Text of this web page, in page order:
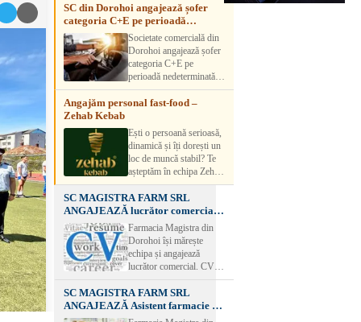
SC din Dorohoi angajează șofer
categoria C+E pe perioadă
nedeterminatăSocietate comercială din
Dorohoi angajează șofer
categoria C+E pe
perioadă nedeterminată.
Candidatul trebuie să
aibă experiență și atestat
detalii, vă rog să sunați la
numărul de telefon.
Angajăm personal fast-food –
Zehab Kebab
Ești o persoană serioasă,
dinamică și îți dorești un
loc de muncă stabil? Te
așteptăm în echipa Zehab
Kebab! Posturi
disponibile: -
SHAORMAR AJUTOR
BUCATAR 2/posturi -
LUCRATOR
COMERCIAL
VANZATOR /2 posturi
muncă Program flexibil
Salariu motivant, în
funcție de experienț
SC MAGISTRA FARM SRL
ANGAJEAZĂ lucrător comercial –
DOROHOI
Farmacia Magistra din
Dorohoi își mărește
echipa și angajează
lucrător comercial. CV-
urile se pot depune: * la
sediul Farmaciei
Magistra – Bulevardul
Victoriei nr. 23, Dorohoi
SC MAGISTRA FARM SRL
ANGAJEAZĂ Asistent farmacie –
DOROHOI